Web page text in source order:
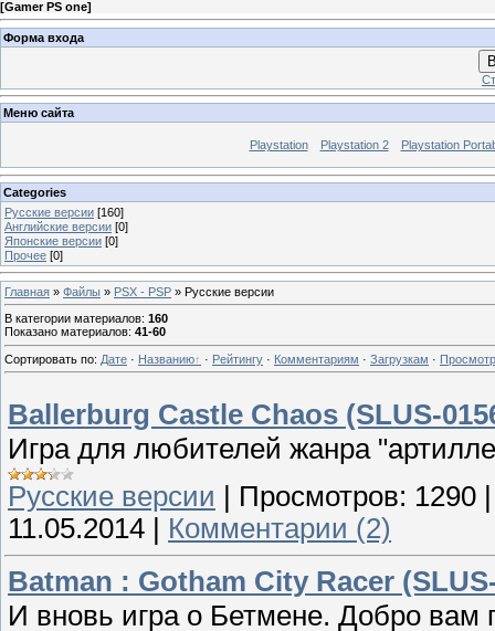
[Gamer PS one]
Форма входа
Меню сайта
Playstation Playstation 2 Playstation
Categories
Русские версии [160]
Английские версии [0]
Японские версии [0]
Прочее [0]
Главная » Файлы » PSX - PSP » Русские версии
В категории материалов: 160
Показано материалов: 41-60
Сортировать по: Дате · Названию · Рейтингу · Комментариям · Загрузкам ·
Ballerburg Castle Chaos (SLUS-
Игра для любителей жанра
Русские версии
Просмотров: 1290
11.05.2014
Комментарии (2)
Batman : Gotham City Racer
И вновь игра о Бетмене. Добро вам